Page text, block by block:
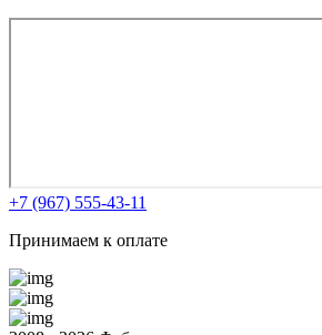
+7 (967) 555-43-11
Принимаем к оплате